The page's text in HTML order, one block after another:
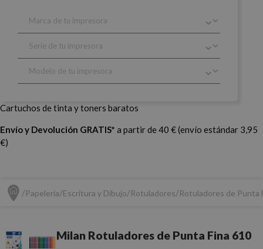
Cartuchos de tinta y toners baratos
Envío y Devolución GRATIS* a partir de 40 € (envío estándar 3,95
€)
Papelería Escritura y Dibujo Rotuladores Rotuladores de Punta
Milan Rotuladores de Punta Fina 610